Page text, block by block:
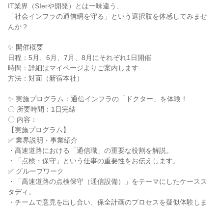
IT業界（SIerや開発）とは一味違う、
「社会インフラの通信網を守る」という選択肢を体感してみませ
んか？
✨ 開催概要
日程：5月、6月、7月、8月にそれぞれ1日開催
時間：詳細はマイページよりご案内します
方法：対面（新宿本社）
✨ 実施プログラム：通信インフラの「ドクター」を体験！
〇 所要時間：1日完結
〇 内容：
【実施プログラム】
✅ 業界説明・事業紹介
・高速道路における「通信職」の重要な役割を解説。
・「点検・保守」という仕事の重要性をお伝えします。
✅ グループワーク
・「高速道路の点検保守（通信設備）」をテーマにしたケースス
タディ。
・チームで意見を出し合い、保全計画のプロセスを疑似体験しま